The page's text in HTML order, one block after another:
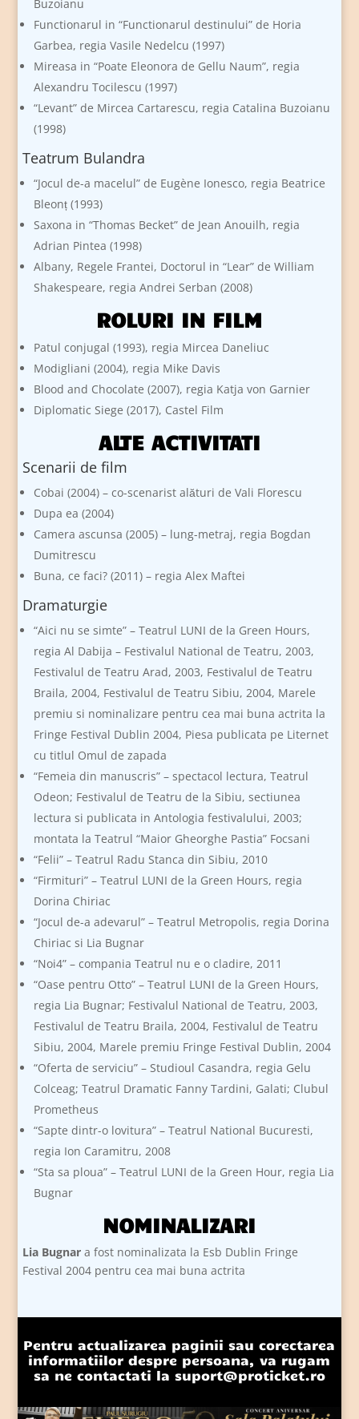
Buzoianu
Functionarul in “Functionarul destinului” de Horia
Garbea, regia Vasile Nedelcu (1997)
Mireasa in “Poate Eleonora de Gellu Naum”, regia
Alexandru Tocilescu (1997)
“Levant” de Mircea Cartarescu, regia Catalina Buzoianu
(1998)
Teatrum Bulandra
“Jocul de-a macelul” de Eugène Ionesco, regia Beatrice
Bleonț (1993)
Saxona in “Thomas Becket” de Jean Anouilh, regia
Adrian Pintea (1998)
Albany, Regele Frantei, Doctorul in “Lear” de William
Shakespeare, regia Andrei Serban (2008)
ROLURI IN FILM
Patul conjugal (1993), regia Mircea Daneliuc
Modigliani (2004), regia Mike Davis
Blood and Chocolate (2007), regia Katja von Garnier
Diplomatic Siege (2017), Castel Film
ALTE ACTIVITATI
Scenarii de film
Cobai (2004) – co-scenarist alături de Vali Florescu
Dupa ea (2004)
Camera ascunsa (2005) – lung-metraj, regia Bogdan
Dumitrescu
Buna, ce faci? (2011) – regia Alex Maftei
Dramaturgie
“Aici nu se simte” – Teatrul LUNI de la Green Hours,
regia Al Dabija – Festivalul National de Teatru, 2003,
Festivalul de Teatru Arad, 2003, Festivalul de Teatru
Braila, 2004, Festivalul de Teatru Sibiu, 2004, Marele
premiu si nominalizare pentru cea mai buna actrita la
Fringe Festival Dublin 2004, Piesa publicata pe Liternet
cu titlul Omul de zapada
“Femeia din manuscris” – spectacol lectura, Teatrul
Odeon; Festivalul de Teatru de la Sibiu, sectiunea
lectura si publicata in Antologia festivalului, 2003;
montata la Teatrul “Maior Gheorghe Pastia” Focsani
“Felii” – Teatrul Radu Stanca din Sibiu, 2010
“Firmituri” – Teatrul LUNI de la Green Hours, regia
Dorina Chiriac
“Jocul de-a adevarul” – Teatrul Metropolis, regia Dorina
Chiriac si Lia Bugnar
“Noi4” – compania Teatrul nu e o cladire, 2011
“Oase pentru Otto” – Teatrul LUNI de la Green Hours,
regia Lia Bugnar; Festivalul National de Teatru, 2003,
Festivalul de Teatru Braila, 2004, Festivalul de Teatru
Sibiu, 2004, Marele premiu Fringe Festival Dublin, 2004
“Oferta de serviciu” – Studioul Casandra, regia Gelu
Colceag; Teatrul Dramatic Fanny Tardini, Galati; Clubul
Prometheus
“Sapte dintr-o lovitura” – Teatrul National Bucuresti,
regia Ion Caramitru, 2008
“Sta sa ploua” – Teatrul LUNI de la Green Hour, regia Lia
Bugnar
NOMINALIZARI
Lia Bugnar a fost nominalizata la Esb Dublin Fringe
Festival 2004 pentru cea mai buna actrita
Pentru actualizarea paginii sau corectarea
informatiilor despre persoana, va rugam
sa ne contactati la suport@proticket.ro